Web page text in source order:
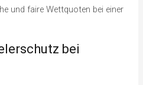
und faire Wettquoten bei einer
bei